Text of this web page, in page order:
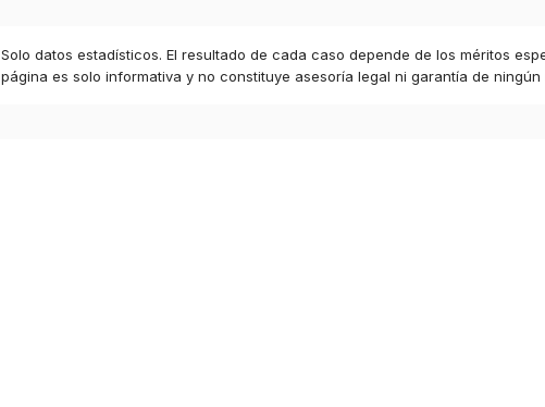
Solo datos estadísticos. El resultado de cada caso depende de los méritos
página es solo informativa y no constituye asesoría legal ni garantía de ningún